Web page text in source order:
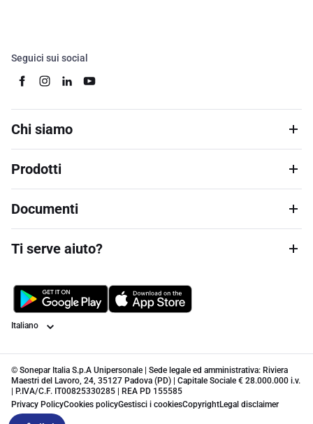
Seguici sui social
Chi siamo
Prodotti
Documenti
Ti serve aiuto?
Lingua
© Sonepar Italia S.p.A Unipersonale | Sede legale ed amministrativa: Riviera
Maestri del Lavoro, 24, 35127 Padova (PD) | Capitale Sociale € 28.000.000 i.v.
| P.IVA/C.F. IT00825330285 | REA PD 155585
Privacy PolicyCookies policyGestisci i cookiesCopyrightLegal disclaimer